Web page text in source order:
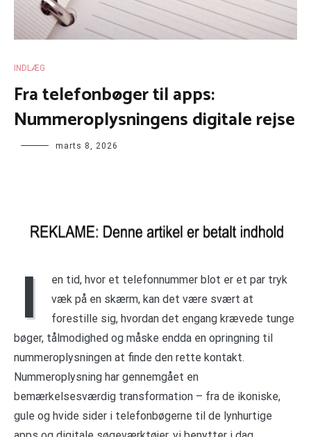
INDLÆG
Fra telefonbøger til apps:
Nummeroplysningens digitale rejse
marts 8, 2026
I
en tid, hvor et telefonnummer blot er et par tryk
væk på en skærm, kan det være svært at
forestille sig, hvordan det engang krævede tunge
bøger, tålmodighed og måske endda en opringning til
nummeroplysningen at finde den rette kontakt.
Nummeroplysning har gennemgået en
bemærkelsesværdig transformation – fra de ikoniske,
gule og hvide sider i telefonbøgerne til de lynhurtige